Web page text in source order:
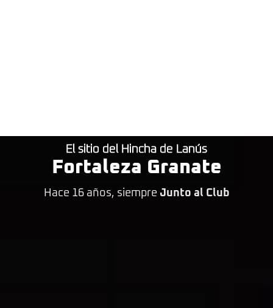
El sitio del Hincha de Lanús
Fortaleza Granate
Hace 16 años, siempre Junto al Club